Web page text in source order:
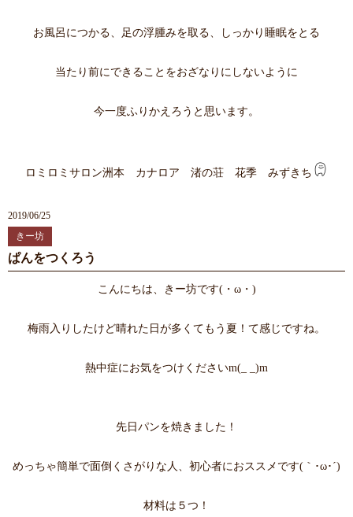
お風呂につかる、足の浮腫みを取る、しっかり睡眠をとる
当たり前にできることをおざなりにしないように
今一度ふりかえろうと思います。
ロミロミサロン洲本 カナロア 渚の荘 花季 みずきち
2019/06/25
きー坊
ぱんをつくろう
こんにちは、きー坊です(・ω・)
梅雨入りしたけど晴れた日が多くてもう夏！て感じですね。
熱中症にお気をつけくださいm(_ _)m
先日パンを焼きました！
めっちゃ簡単で面倒くさがりな人、初心者におススメです(｀･ω･´)
材料は５つ！